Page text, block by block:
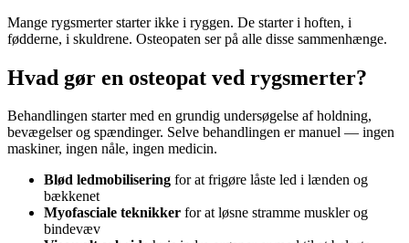
Mange rygsmerter starter ikke i ryggen. De starter i hoften, i
fødderne, i skuldrene. Osteopaten ser på alle disse sammenhænge.
Hvad gør en osteopat ved rygsmerter?
Behandlingen starter med en grundig undersøgelse af holdning,
bevægelser og spændinger. Selve behandlingen er manuel — ingen
maskiner, ingen nåle, ingen medicin.
Blød ledmobilisering for at frigøre låste led i lænden og
bækkenet
Myofasciale teknikker for at løsne stramme muskler og
bindevæv